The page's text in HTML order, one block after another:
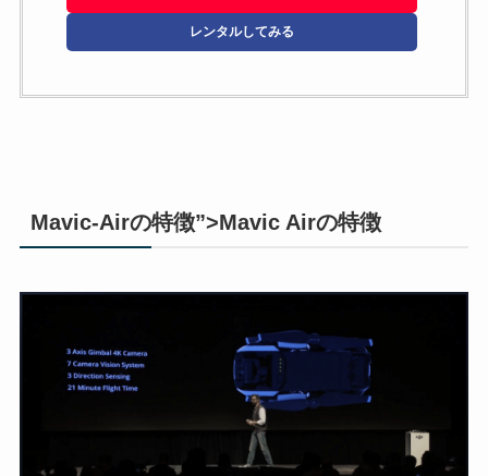
レンタルしてみる
Mavic-Airの特徴”>Mavic Airの特徴